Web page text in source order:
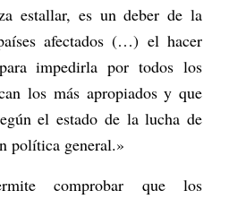
estallar, es un deber de la
afectados (…) el hacer
impedirla por todos los
los más apropiados y que
el estado de la lucha de
política general.»
comprobar que los